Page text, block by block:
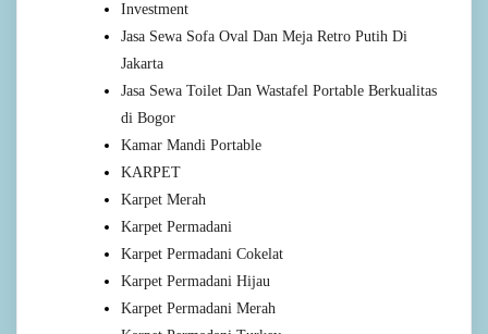
Investment
Jasa Sewa Sofa Oval Dan Meja Retro Putih Di
Jakarta
Jasa Sewa Toilet Dan Wastafel Portable Berkualitas
di Bogor
Kamar Mandi Portable
KARPET
Karpet Merah
Karpet Permadani
Karpet Permadani Cokelat
Karpet Permadani Hijau
Karpet Permadani Merah